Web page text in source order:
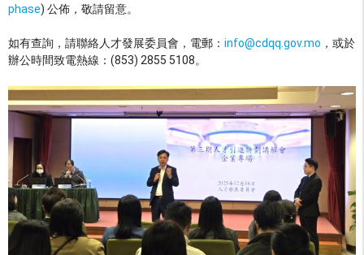
phase) 公佈，敬請留意。
如有查詢，請聯絡人才發展委員會，電郵： info@cdqq.gov.mo ，或於
辦公時間致電熱線：(853) 2855 5108。